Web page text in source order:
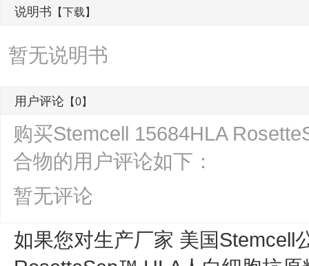
说明书 【下载】
暂无说明书
用户评论 【0】
购买Stemcell 15684HLA
合物的用户评论如下：
暂无评论
如果您对生产厂家 美国Stemcell